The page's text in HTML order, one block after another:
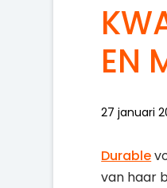
EN
27 januari
Durable
van haar